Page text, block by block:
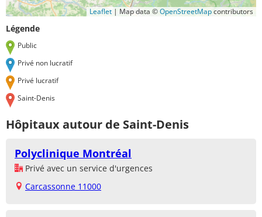
Leaflet | Map data ©OpenStreetMapcontributors
Légende
Public
Privé non lucratif
Privé lucratif
Saint-Denis
Hôpitaux autour de Saint-Denis
Polyclinique Montréal
Privé avec un service d'urgences
Carcassonne 11000